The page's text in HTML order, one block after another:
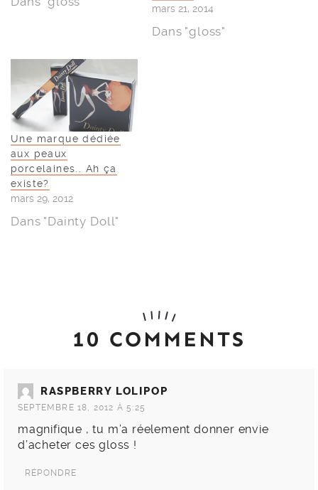
mars 21, 2014
Dans "gloss"
Une marque dédiée
aux peaux
porcelaines.. Ah ça
existe?
mars 29, 2012
Dans "Dainty Doll"
10 COMMENTS
RASPBERRY LOLIPOP
SEPTEMBRE 18, 2012 À 5:25
magnifique , tu m’a réelement donner envie
d’acheter ces gloss !
RÉPONDRE